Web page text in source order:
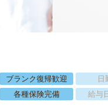
ブランク復帰歓迎 日
各種保険完備 給与